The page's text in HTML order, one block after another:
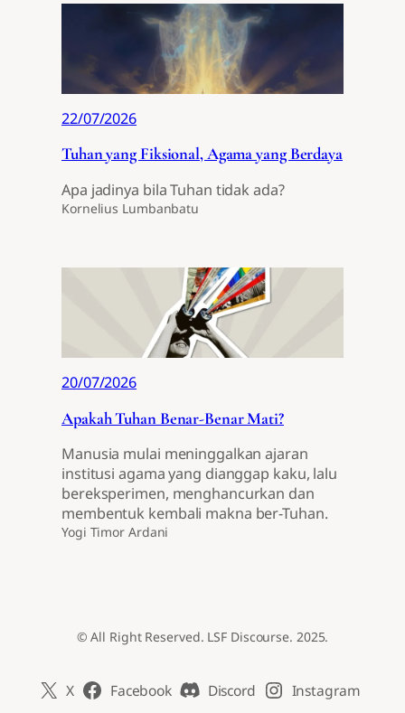
22/07/2026
Tuhan yang Fiksional, Agama yang Berdaya
Apa jadinya bila Tuhan tidak ada?
Kornelius Lumbanbatu
20/07/2026
Apakah Tuhan Benar-Benar Mati?
Manusia mulai meninggalkan ajaran
institusi agama yang dianggap kaku, lalu
bereksperimen, menghancurkan dan
membentuk kembali makna ber-Tuhan.
Yogi Timor Ardani
© All Right Reserved. LSF Discourse. 2025.
X Facebook Discord Instagram